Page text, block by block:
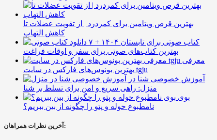
بهترین قرص ویتامین برای کمردرد | از تقویت عضلات تا
کاهش التهاب
۷ کتاب صوتی برای تابستان ۱۴۰۴ +
بهترین کتاب‌های صوتی برای سفر و اوقات فراغت
معرفی
بهترین بونوس‌های فارکس در سایت tgju
آموزش خصوصی شنا در
منزل: راهی سریع و امن برای تسلط بر شنا
بوی
نامطبوع حوله و پتو را چگونه از بین ببریم؟
آخرین نظرات همراهان: